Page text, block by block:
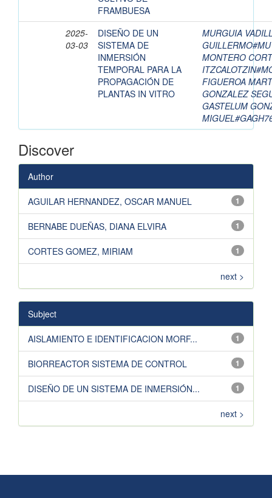
FRAMBUESA
2025-
03-03
DISEÑO DE UN
SISTEMA DE
INMERSIÓN
TEMPORAL PARA LA
PROPAGACIÓN DE
PLANTAS IN VITRO
MURGUIA
MONTERO
FIGUEROA
GONZALEZ
GASTELUM
Discover
Author
1
AGUILAR HERNANDEZ, OSCAR MANUEL
1
BERNABE DUEÑAS, DIANA ELVIRA
1
CORTES GOMEZ, MIRIAM
next >
Subject
1
AISLAMIENTO E IDENTIFICACION MORF...
1
BIORREACTOR SISTEMA DE CONTROL
1
DISEÑO DE UN SISTEMA DE INMERSIÓN...
next >